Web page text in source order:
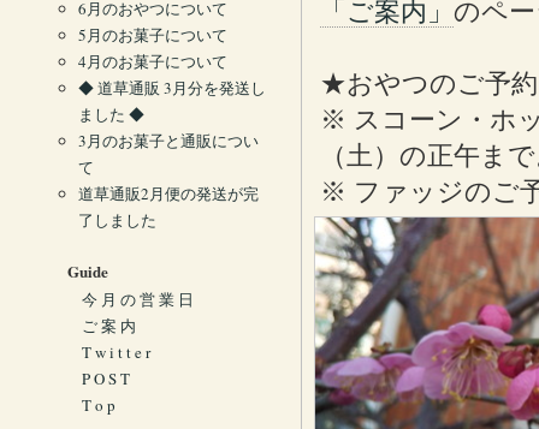
「ご案内」 のペ
★おやつのご予
※ スコーン・ホ
（土）の正午ま
※ ファッジのご
6月のおやつについて
5月のお菓子について
4月のお菓子について
◆ 道草通販 3月分を発送し
ました ◆
3月のお菓子と通販につい
て
道草通販2月便の発送が完
了しました
Guide
今 月 の 営 業 日
ご 案 内
T w i t t e r
P O S T
T o p